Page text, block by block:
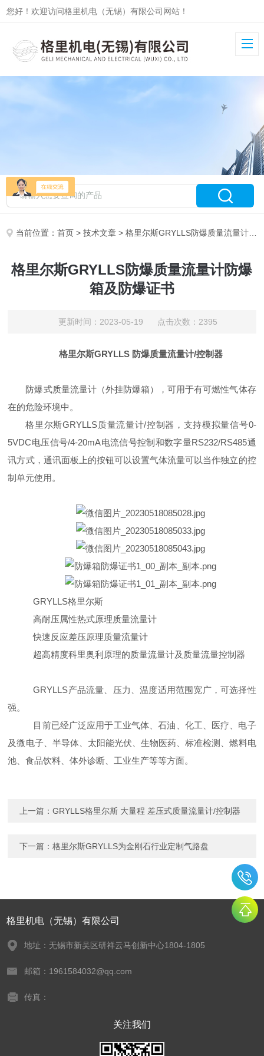
您好！欢迎访问格里机电（无锡）有限公司网站！
当前位置：首页 >技术文章 > 格里尔斯GRYLLS防爆质量流量计防爆箱及防爆证书
格里尔斯GRYLLS防爆质量流量计防爆
箱及防爆证书
更新时间：2023-05-19 点击次数：2395
格里尔斯GRYLLS 防爆质量流量计/控制器
防爆式质量流量计（外挂防爆箱），可用于有可燃性气体存
在的危险环境中。
格里尔斯GRYLLS质量流量计/控制器，支持模拟量信号0-
5VDC电压信号/4-20mA电流信号控制和数字量RS232/RS485通
讯方式，通讯面板上的按钮可以设置气体流量可以当作独立的控
制单元使用。
GRYLLS格里尔斯
高耐压属性热式原理质量流量计
快速反应差压原理质量流量计
超高精度科里奥利原理的质量流量计及质量流量控制器
GRYLLS产品流量、压力、温度适用范围宽广，可选择性
强。
目前已经广泛应用于工业气体、石油、化工、医疗、电子
及微电子、半导体、太阳能光伏、生物医药、标准检测、燃料电
池、食品饮料、体外诊断、工业生产等等方面。
上一篇：GRYLLS格里尔斯 大量程 差压式质量流量计/控制器
下一篇：格里尔斯GRYLLS为金刚石行业定制气路盘
格里机电（无锡）有限公司
地址：无锡市新吴区研祥云马创新中心1804-1805
邮箱：1961584032@qq.com
传真：
关注我们